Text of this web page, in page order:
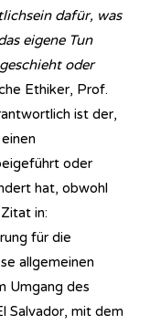
dafür, was
eigene Tun
oder
Ethiker, Prof.
ist der,
oder
hat, obwohl
in:
für die
allgemeinen
Umgang des
Salvador, mit dem